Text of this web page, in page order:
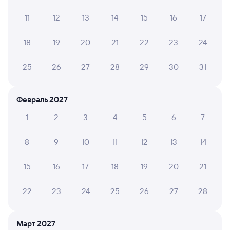
температура, уборка вовремя, вежливые проводники,
Ольга Д.
Всё в порядке , спасибо персоналу поезда! РЖД
ЛЮБОВЬ Э.
10 СОФЬЯ Л.
11 12 13 14 15 16 17
18 19 20 21 22 23 24
25 26 27 28 29 30 31
Февраль 2027
1
2 3 4 5 6 7
8 9 10 11 12 13 14
15 16 17 18 19 20 21
22 23 24 25 26 27 28
Март 2027